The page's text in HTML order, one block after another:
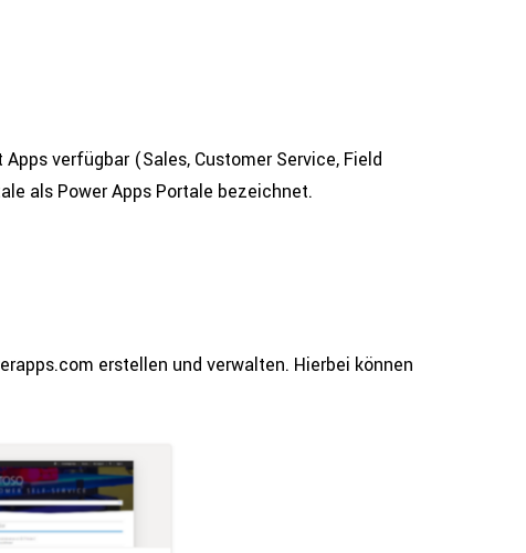
verfügbar (Sales, Customer Service, Field
als Power Apps Portale bezeichnet.
erstellen und verwalten. Hierbei können